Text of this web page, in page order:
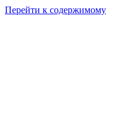
Перейти к содержимому